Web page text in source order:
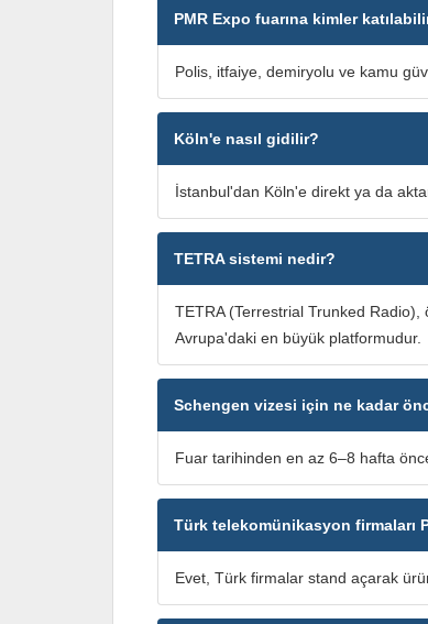
PMR Expo fuarına kimler
Polis, itfaiye, demiryolu ve kamu
Köln'e nasıl gidilir?
İstanbul'dan Köln'e direkt ya da
TETRA sistemi nedir?
TETRA (Terrestrial Trunked Radio),
Avrupa'daki en büyük platformudur.
Schengen vizesi için ne kadar
Fuar tarihinden en az 6–8 hafta
Türk telekomünikasyon firmaları
Evet, Türk firmalar stand açarak